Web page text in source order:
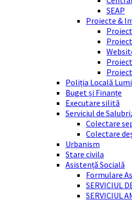
SEAP
Proiecte &
Proiect
Poliția Locală
Buget și Finanțe
Executare silită
Serviciul de
Colectare
Colectare
Urbanism
Stare civila
Asistență Socială
Formulare
SERVICIUL
SERVICIUL